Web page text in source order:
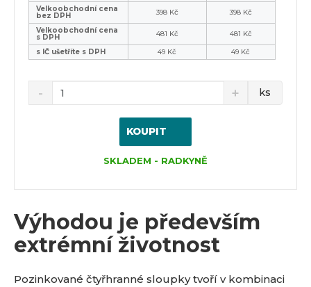
Velkoobchodní cena
bez DPH 398 Kč
398 Kč
Velkoobchodní cena
s DPH 481 Kč
481 Kč
s IČ ušetříte s DPH
49 Kč 49 Kč
ks
KOUPIT
SKLADEM - RADKYNĚ
Výhodou je především
extrémní životnost
Pozinkované čtyřhranné sloupky tvoří v kombinaci